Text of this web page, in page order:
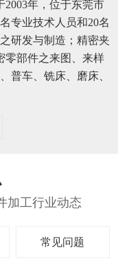
年，位于东莞市
专业技术人员和20名
研发与制造；精密夹
零部件之来图、来样
普车、铣床、磨床、
加工行业动态
常见问题